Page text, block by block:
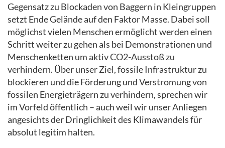
Gegensatz zu Blockaden von Baggern in Kleingruppen
setzt Ende Gelände auf den Faktor Masse. Dabei soll
möglichst vielen Menschen ermöglicht werden einen
Schritt weiter zu gehen als bei Demonstrationen und
Menschenketten um aktiv CO2-Ausstoß zu
verhindern. Über unser Ziel, fossile Infrastruktur zu
blockieren und die Förderung und Verstromung von
fossilen Energieträgern zu verhindern, sprechen wir
im Vorfeld öffentlich – auch weil wir unser Anliegen
angesichts der Dringlichkeit des Klimawandels für
absolut legitim halten.